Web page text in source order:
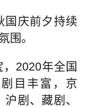
庆前夕持续
围。
2020年全国
目丰富，京
剧、藏剧、